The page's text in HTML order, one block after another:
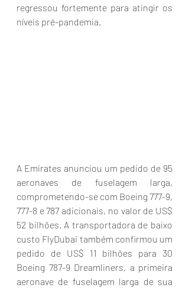
regressou fortemente para atingir os
níveis pré-pandemia.
A Emirates anunciou um pedido de 95
aeronaves de fuselagem larga,
comprometendo-se com Boeing 777-9,
777-8 e 787 adicionais, no valor de US$
52 bilhões. A transportadora de baixo
custo FlyDubai também confirmou um
pedido de US$ 11 bilhões para 30
Boeing 787-9 Dreamliners, a primeira
aeronave de fuselagem larga de sua